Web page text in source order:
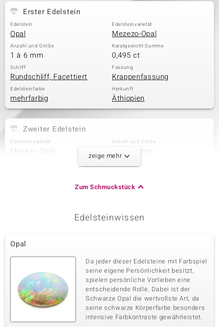
Erster Edelstein
Edelstein
Opal
Edelsteinvarietät
Mezezo-Opal
Anzahl und Größe
1 à 6 mm
Karatgewicht Summe
0,495 ct
Schliff
Rundschliff, Facettiert
Fassung
Krappenfassung
Edelsteinfarbe
mehrfarbig
Herkunft
Äthiopien
Zweiter Edelstein
Edelsteinvarietät
Mezezo-Opal
Anzahl und Größe
1 à 6x4 mm
Herkunft
Mezezo-Opal
Karatgewicht Summe Schliff
Rundschliff
Fassung
Krappenfassung
Herkunft
Äthiopien
Vierter Edelstein
zeige mehr
Zum Schmuckstück
Edelsteinwissen
Opal
Da jeder dieser Edelsteine mit Farbspiel
seine eigene Persönlichkeit besitzt,
spielen persönliche Vorlieben eine
entscheidende Rolle. Dabei ist der
Schwarze Opal die wertvollste Art, da
seine schwarze Körperfarbe besonders
intensive Farbkontraste gewährleistet.